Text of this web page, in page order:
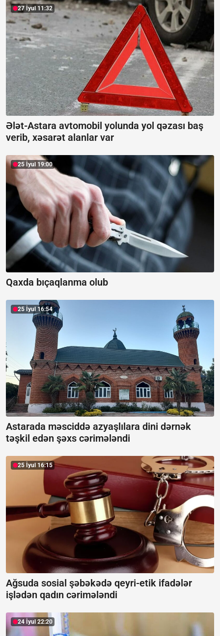
27 İyul 11:32
Ələt-Astara avtomobil yolunda yol qəzası baş
verib, xəsarət alanlar var
25 İyul 19:00
Qaxda bıçaqlanma olub
25 İyul 16:54
Astarada məsciddə azyaşlılara dini dərnək
təşkil edən şəxs cərimələndi
25 İyul 16:15
Ağsuda sosial şəbəkədə qeyri-etik ifadələr
işlədən qadın cərimələndi
24 İyul 22:20